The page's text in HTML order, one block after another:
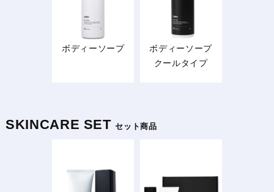
ボディーソープ
ボディーソープ
クールタイプ
SKINCARE SETセット商品